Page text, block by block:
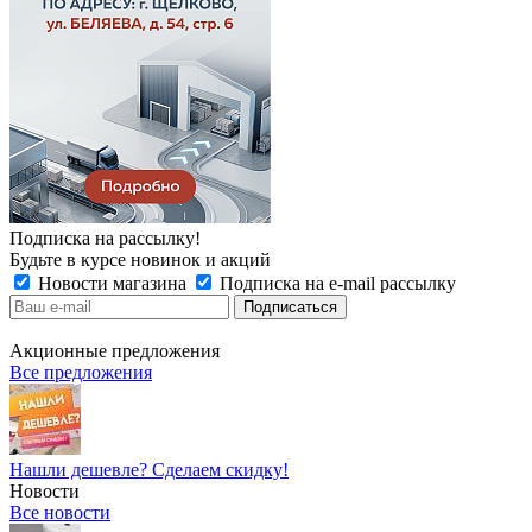
Подписка на рассылку!
Будьте в курсе новинок и акций
Новости магазина
Подписка на e-mail рассылку
Акционные предложения
Все предложения
Нашли дешевле? Сделаем скидку!
Новости
Все новости